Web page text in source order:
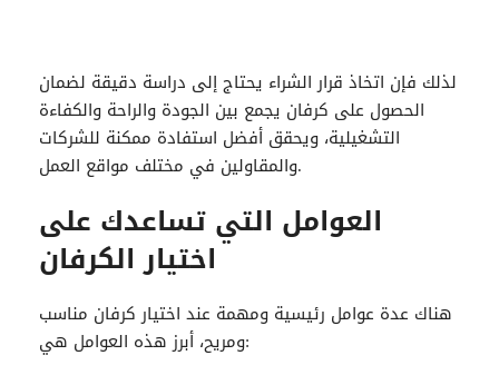
لذلك فإن اتخاذ قرار الشراء يحتاج إلى دراسة دقيقة لضمان
الحصول على كرفان يجمع بين الجودة والراحة والكفاءة
التشغيلية، ويحقق أفضل استفادة ممكنة للشركات
والمقاولين في مختلف مواقع العمل.
العوامل التي تساعدك على
اختيارالكرفان
هناك عدة عوامل رئيسية ومهمة عند اختيار كرفان مناسب
ومريح، أبرز هذه العوامل هي: